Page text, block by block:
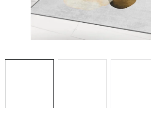
DETSKÉ A ŠTUDENTSKÉ
DOPLNKY A DEKORÁCIE
ZÁHRADA